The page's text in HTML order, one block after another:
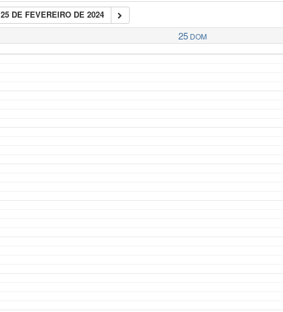
25 DE FEVEREIRO DE 2024
25 DOM